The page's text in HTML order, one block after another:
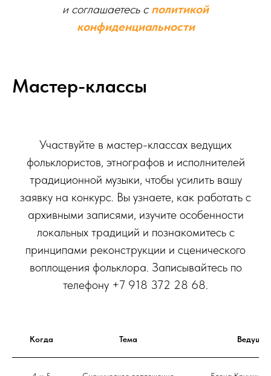
и соглашаетесь c политикой
конфиденциальности
Мастер-классы
Участвуйте в мастер-классах ведущих
фольклористов, этнографов и исполнителей
традиционной музыки, чтобы усилить вашу
заявку на конкурс. Вы узнаете, как работать с
архивными записями, изучите особенности
локальных традиций и познакомитесь с
принципами реконструкции и сценического
воплощения фольклора. Записывайтесь по
телефону +7 918 372 28 68.
Когда Тема Ведущие